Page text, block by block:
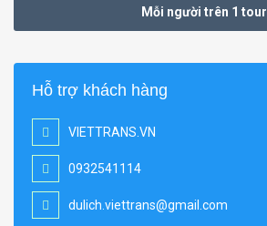
Mỗi người trên 1 tour
Hỗ trợ khách hàng
VIETTRANS.VN
0932541114
dulich.viettrans@gmail.com